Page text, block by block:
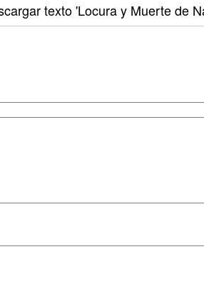
texto'Locura y Muerte de